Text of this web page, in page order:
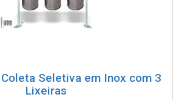
Seletiva em Inox com 3
Lixeiras